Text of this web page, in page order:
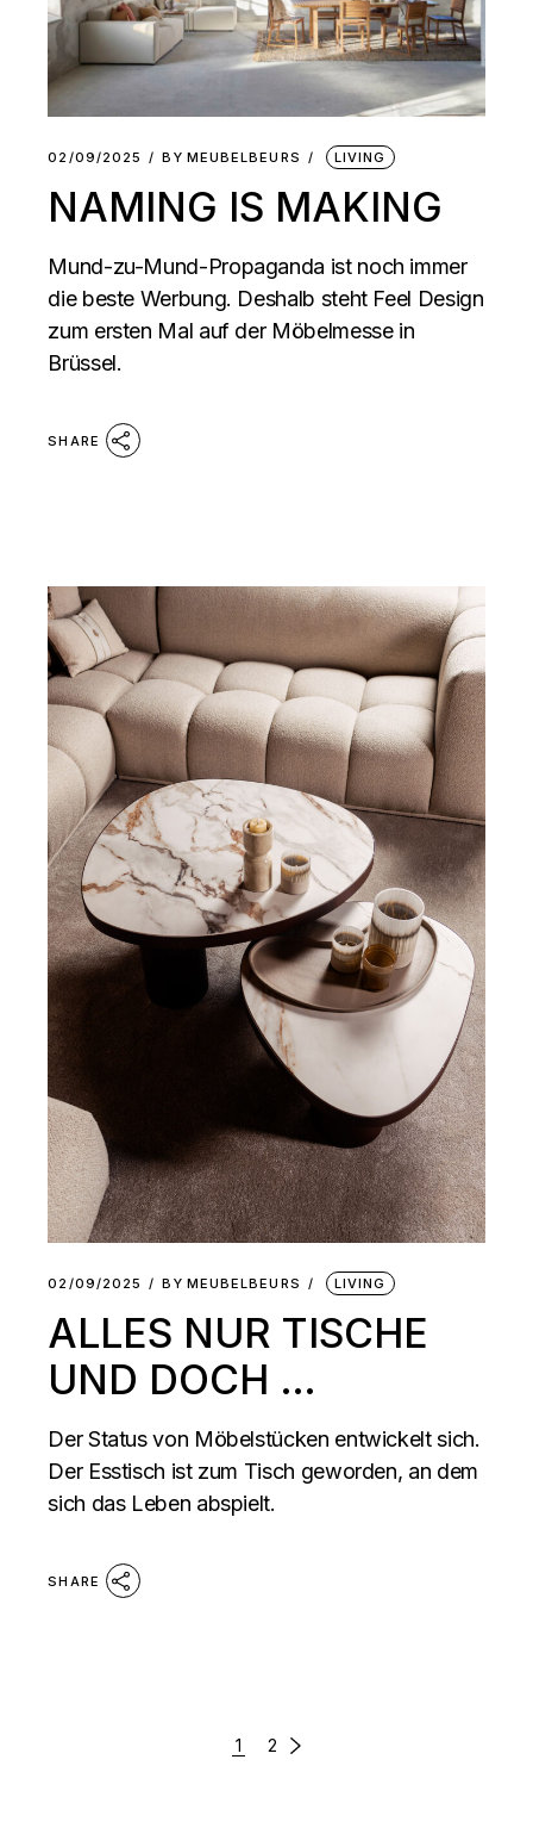
02/09/2025 BY MEUBELBEURS LIVING
NAMING IS MAKING
Mund-zu-Mund-Propaganda ist noch immer
die beste Werbung. Deshalb steht Feel Design
zum ersten Mal auf der Möbelmesse in
Brüssel.
SHARE
02/09/2025 BY MEUBELBEURS LIVING
ALLES NUR TISCHE
UND DOCH …
Der Status von Möbelstücken entwickelt sich.
Der Esstisch ist zum Tisch geworden, an dem
sich das Leben abspielt.
SHARE
SEITENNUMMERIERUNG
1 2